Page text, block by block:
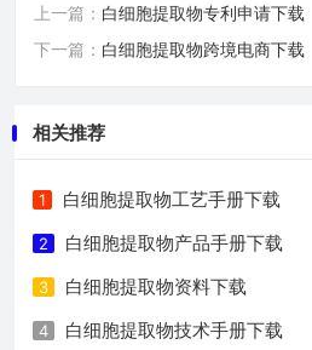
上一篇： 白细胞提取物专利申请下载
下一篇： 白细胞提取物跨境电商下载
相关推荐
1 白细胞提取物工艺手册下载
2 白细胞提取物产品手册下载
3 白细胞提取物资料下载
4 白细胞提取物技术手册下载